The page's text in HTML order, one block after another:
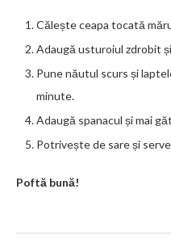
Călește ceapa tocată
Adaugă usturoiul zdrobit
Pune năutul scurs și
minute.
Adaugă spanacul și mai
Potrivește de sare și
Poftă bună!